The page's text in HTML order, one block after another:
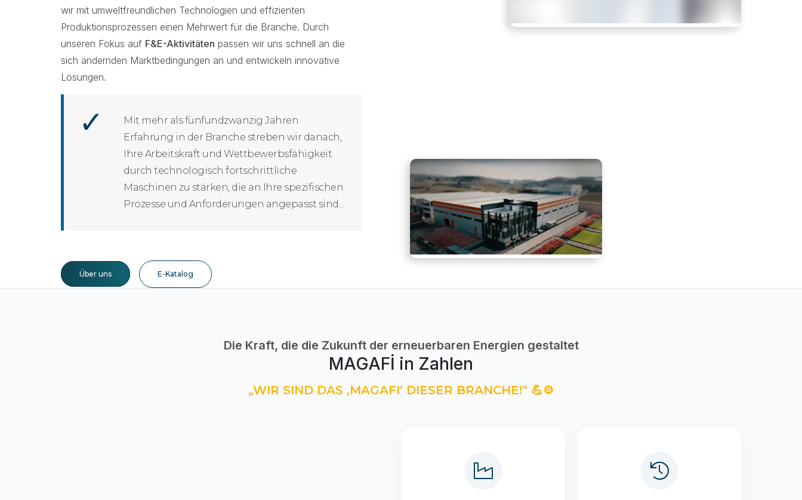
wir mit umweltfreundlichen Technologien und effizienten
Produktionsprozessen einen Mehrwert für die Branche. Durch
unseren Fokus auf F&E-Aktivitäten passen wir uns schnell an die
sich ändernden Marktbedingungen an und entwickeln innovative
Lösungen.
Mit mehr als fünfundzwanzig Jahren
Erfahrung in der Branche streben wir danach,
Ihre Arbeitskraft und Wettbewerbsfähigkeit
durch technologisch fortschrittliche
Maschinen zu stärken, die an Ihre spezifischen
Prozesse und Anforderungen angepasst sind...
Über uns E-Katalog
Die Kraft, die die Zukunft der erneuerbaren Energien gestaltet
MAGAFİ in Zahlen
„WIR SIND DAS ‚MAGAFI‘ DIESER BRANCHE!“ 💪⚙️